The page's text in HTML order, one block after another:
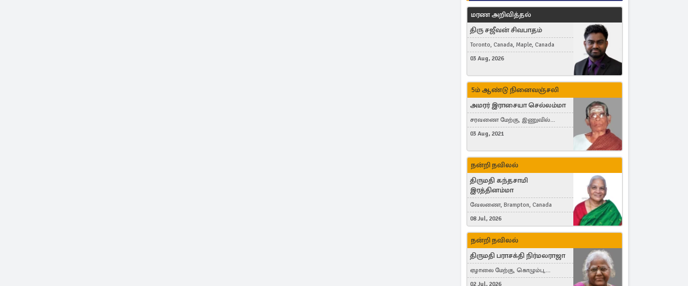
மரண அறிவித்தல்
திரு சஜீவன் சிவபாதம்
Toronto, Canada, Maple, Canada
03 Aug, 2026
5ம் ஆண்டு நினைவஞ்சலி
அமரர் இராசையா செல்லம்மா
சரவணை மேற்கு, இணுவில்
கிழக்கு
03 Aug, 2021
நன்றி நவிலல்
திருமதி கந்தசாமி
இரத்தினம்மா
வேலணை, Brampton, Canada
08 Jul, 2026
நன்றி நவிலல்
திருமதி பராசக்தி நிர்மலராஜா
ஏழாலை மேற்கு, கொழும்பு,
தங்காலை, London, United Kingdom
02 Jul, 2026